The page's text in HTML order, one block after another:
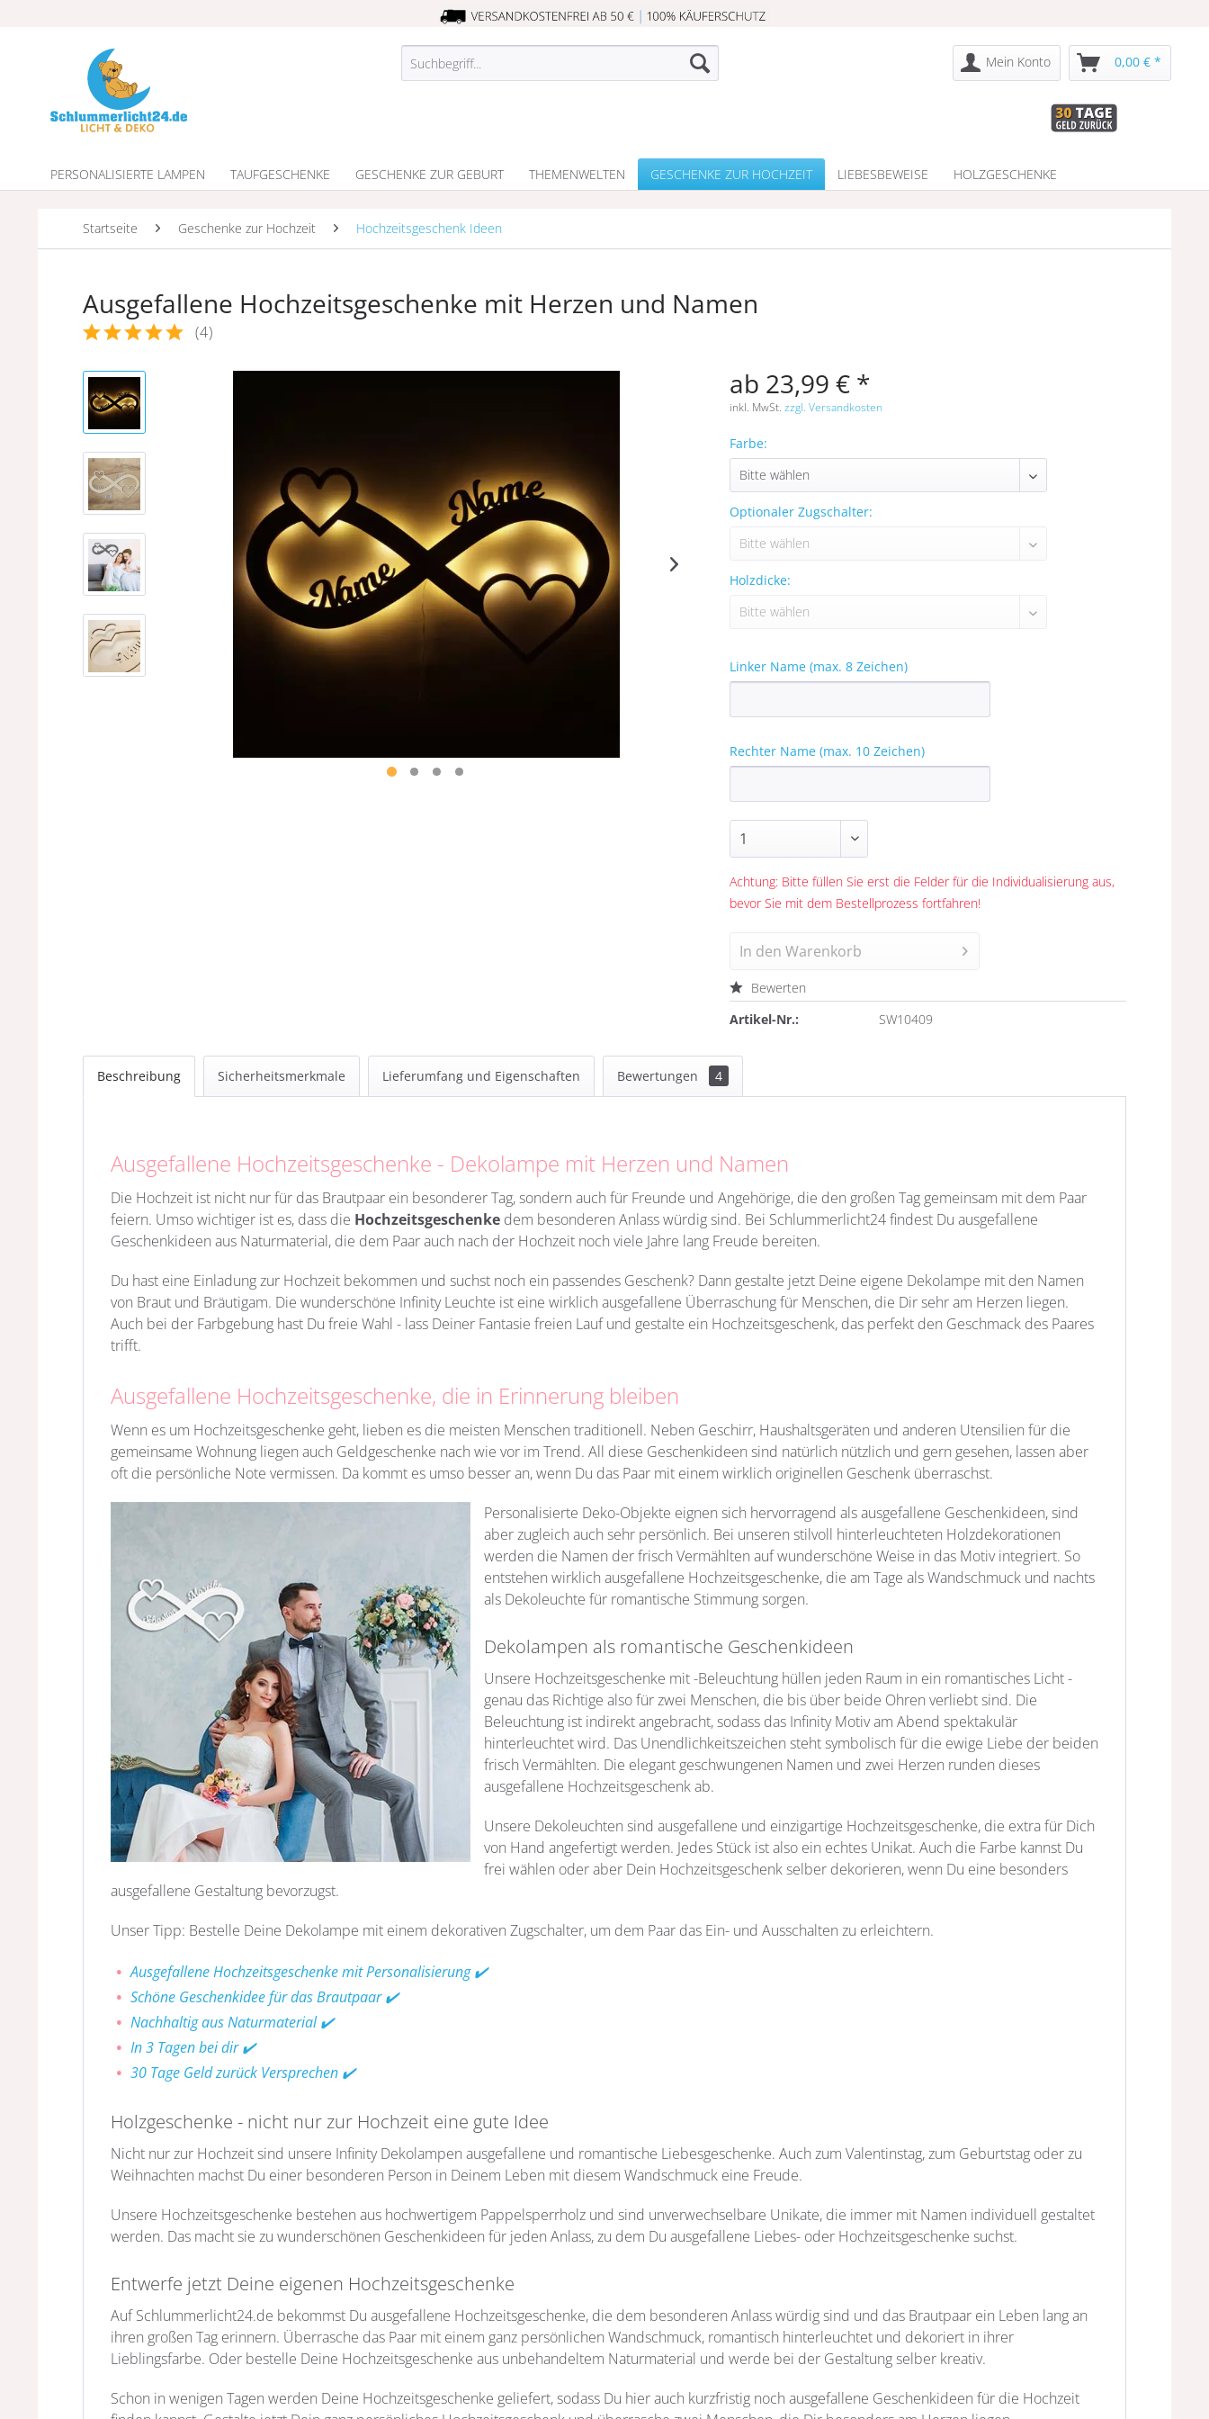
Mein Konto 0,00 € *
PERSONALISIERTE LAMPEN TAUFGESCHENKE GESCHENKE ZUR GEBURT THEMENWELTEN GESCHENKE ZUR HOCHZEIT LIEBESBEWEISE HOLZGESCHENKE
Startseite Geschenke zur Hochzeit Hochzeitsgeschenk Ideen
Ausgefallene Hochzeitsgeschenke mit Herzen und Namen
(4)
ab 23,99 € *
inkl. MwSt.zzgl. Versandkosten
Farbe:
Optionaler Zugschalter:
Holzdicke:
Linker Name (max. 8 Zeichen)
Rechter Name (max. 10 Zeichen)
Achtung: Bitte füllen Sie erst die Felder für die Individualisierung aus,
bevor Sie mit dem Bestellprozess fortfahren!
In den Warenkorb
Bewerten
Artikel-Nr.:
SW10409
Beschreibung Sicherheitsmerkmale Lieferumfang und Eigenschaften Bewertungen 4
Ausgefallene Hochzeitsgeschenke - Dekolampe mit Herzen und Namen
Die Hochzeit ist nicht nur für das Brautpaar ein besonderer Tag, sondern auch für Freunde und Angehörige, die den großen Tag gemeinsam mit dem Paar
feiern. Umso wichtiger ist es, dass die Hochzeitsgeschenke dem besonderen Anlass würdig sind. Bei Schlummerlicht24 findest Du ausgefallene
Geschenkideen aus Naturmaterial, die dem Paar auch nach der Hochzeit noch viele Jahre lang Freude bereiten.
Du hast eine Einladung zur Hochzeit bekommen und suchst noch ein passendes Geschenk? Dann gestalte jetzt Deine eigene Dekolampe mit den Namen
von Braut und Bräutigam. Die wunderschöne Infinity Leuchte ist eine wirklich ausgefallene Überraschung für Menschen, die Dir sehr am Herzen liegen.
Auch bei der Farbgebung hast Du freie Wahl - lass Deiner Fantasie freien Lauf und gestalte ein Hochzeitsgeschenk, das perfekt den Geschmack des Paares
trifft.
Ausgefallene Hochzeitsgeschenke, die in Erinnerung bleiben
Wenn es um Hochzeitsgeschenke geht, lieben es die meisten Menschen traditionell. Neben Geschirr, Haushaltsgeräten und anderen Utensilien für die
gemeinsame Wohnung liegen auch Geldgeschenke nach wie vor im Trend. All diese Geschenkideen sind natürlich nützlich und gern gesehen, lassen aber
oft die persönliche Note vermissen. Da kommt es umso besser an, wenn Du das Paar mit einem wirklich originellen Geschenk überraschst.
Personalisierte Deko-Objekte eignen sich hervorragend als ausgefallene Geschenkideen, sind
aber zugleich auch sehr persönlich. Bei unseren stilvoll hinterleuchteten Holzdekorationen
werden die Namen der frisch Vermählten auf wunderschöne Weise in das Motiv integriert. So
entstehen wirklich ausgefallene Hochzeitsgeschenke, die am Tage als Wandschmuck und nachts
als Dekoleuchte für romantische Stimmung sorgen.
Dekolampen als romantische Geschenkideen
Unsere Hochzeitsgeschenke mit -Beleuchtung hüllen jeden Raum in ein romantisches Licht -
genau das Richtige also für zwei Menschen, die bis über beide Ohren verliebt sind. Die
Beleuchtung ist indirekt angebracht, sodass das Infinity Motiv am Abend spektakulär
hinterleuchtet wird. Das Unendlichkeitszeichen steht symbolisch für die ewige Liebe der beiden
frisch Vermählten. Die elegant geschwungenen Namen und zwei Herzen runden dieses
ausgefallene Hochzeitsgeschenk ab.
Unsere Dekoleuchten sind ausgefallene und einzigartige Hochzeitsgeschenke, die extra für Dich
von Hand angefertigt werden. Jedes Stück ist also ein echtes Unikat. Auch die Farbe kannst Du
frei wählen oder aber Dein Hochzeitsgeschenk selber dekorieren, wenn Du eine besonders
ausgefallene Gestaltung bevorzugst.
Unser Tipp: Bestelle Deine Dekolampe mit einem dekorativen Zugschalter, um dem Paar das Ein- und Ausschalten zu erleichtern.
Ausgefallene Hochzeitsgeschenke mit Personalisierung ✔️
Schöne Geschenkidee für das Brautpaar ✔️
Nachhaltig aus Naturmaterial ✔️
In 3 Tagen bei dir ✔️
30 Tage Geld zurück Versprechen ✔️
Holzgeschenke - nicht nur zur Hochzeit eine gute Idee
Nicht nur zur Hochzeit sind unsere Infinity Dekolampen ausgefallene und romantische Liebesgeschenke. Auch zum Valentinstag, zum Geburtstag oder zu
Weihnachten machst Du einer besonderen Person in Deinem Leben mit diesem Wandschmuck eine Freude.
Unsere Hochzeitsgeschenke bestehen aus hochwertigem Pappelsperrholz und sind unverwechselbare Unikate, die immer mit Namen individuell gestaltet
werden. Das macht sie zu wunderschönen Geschenkideen für jeden Anlass, zu dem Du ausgefallene Liebes- oder Hochzeitsgeschenke suchst.
Entwerfe jetzt Deine eigenen Hochzeitsgeschenke
Auf Schlummerlicht24.de bekommst Du ausgefallene Hochzeitsgeschenke, die dem besonderen Anlass würdig sind und das Brautpaar ein Leben lang an
ihren großen Tag erinnern. Überrasche das Paar mit einem ganz persönlichen Wandschmuck, romantisch hinterleuchtet und dekoriert in ihrer
Lieblingsfarbe. Oder bestelle Deine Hochzeitsgeschenke aus unbehandeltem Naturmaterial und werde bei der Gestaltung selber kreativ.
Schon in wenigen Tagen werden Deine Hochzeitsgeschenke geliefert, sodass Du hier auch kurzfristig noch ausgefallene Geschenkideen für die Hochzeit